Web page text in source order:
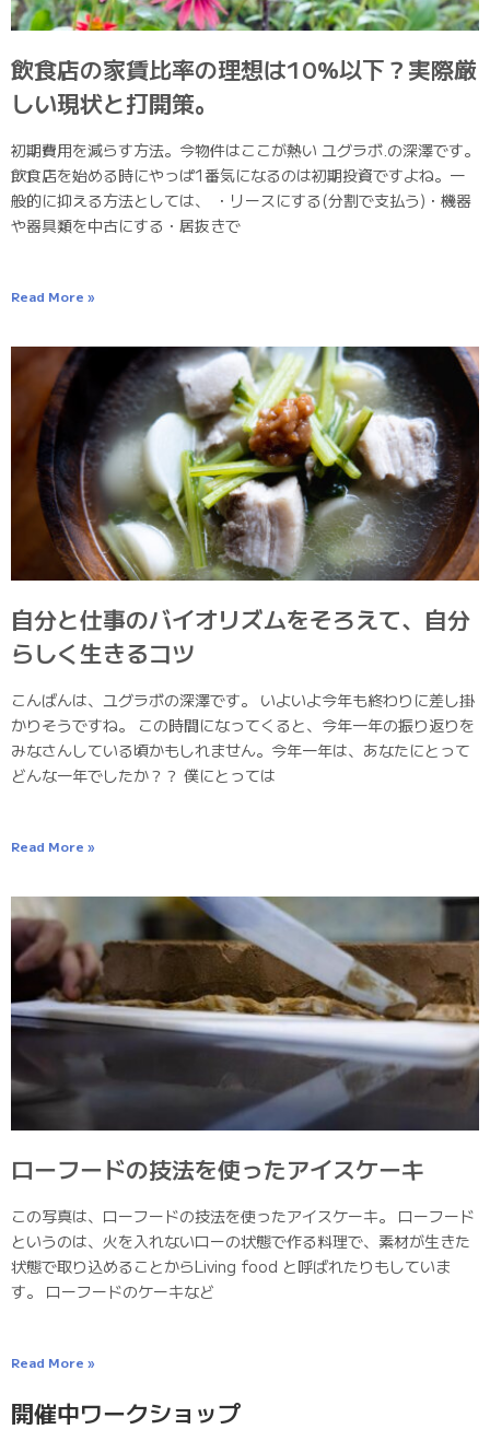
飲食店の家賃比率の理想は10%以下？実際厳
しい現状と打開策。
初期費用を減らす方法。今物件はここが熱い ユグラボ.の深澤です。
飲食店を始める時にやっぱ1番気になるのは初期投資ですよね。一
般的に抑える方法としては、 ・リースにする(分割で支払う)・機器
や器具類を中古にする・居抜きで
Read More »
自分と仕事のバイオリズムをそろえて、自分
らしく生きるコツ
こんばんは、ユグラボの深澤です。 いよいよ今年も終わりに差し掛
かりそうですね。 この時間になってくると、今年一年の振り返りを
みなさんしている頃かもしれません。今年一年は、あなたにとって
どんな一年でしたか？？ 僕にとっては
Read More »
ローフードの技法を使ったアイスケーキ
この写真は、ローフードの技法を使ったアイスケーキ。 ローフード
というのは、火を入れないローの状態で作る料理で、素材が生きた
状態で取り込めることからLiving food と呼ばれたりもしていま
す。 ローフードのケーキなど
Read More »
開催中ワークショップ